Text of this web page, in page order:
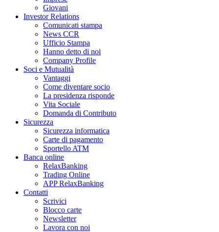
Giovani
Investor Relations
Comunicati stampa
News CCR
Ufficio Stampa
Hanno detto di noi
Company Profile
Soci e Mutualità
Vantaggi
Come diventare socio
La presidenza risponde
Vita Sociale
Domanda di Contributo
Sicurezza
Sicurezza informatica
Carte di pagamento
Sportello ATM
Banca online
RelaxBanking
Trading Online
APP RelaxBanking
Contatti
Scrivici
Blocco carte
Newsletter
Lavora con noi